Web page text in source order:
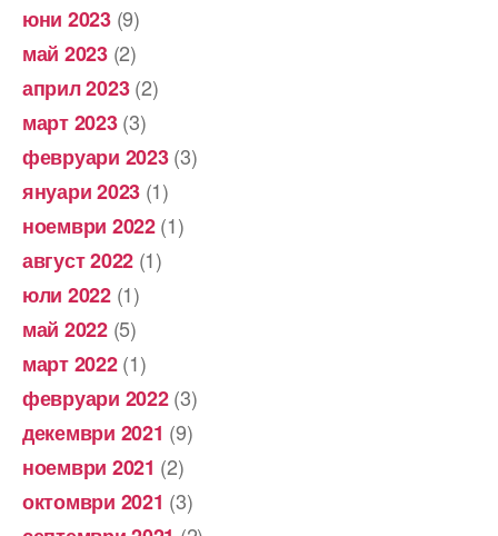
юни 2023(9)
май 2023(2)
април 2023(2)
март 2023(3)
февруари 2023(3)
януари 2023 (1)
ноември 2022(1)
август 2022 (1)
юли 2022(1)
май 2022(5)
март 2022(1)
февруари 2022(3)
декември 2021 (9)
ноември 2021 (2)
октомври 2021 (3)